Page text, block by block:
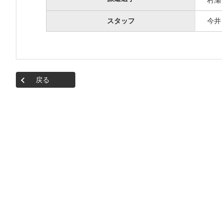
スタッフ 今井
戻る